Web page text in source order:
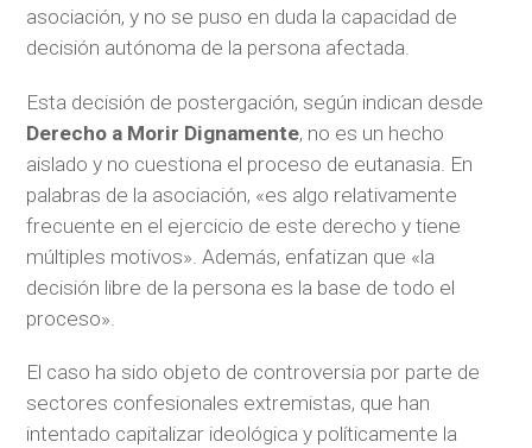
asociación, y no se puso en duda la capacidad de
decisión autónoma de la persona afectada.
Esta decisión de postergación, según indican desde
Derecho a Morir Dignamente, no es un hecho
aislado y no cuestiona el proceso de eutanasia. En
palabras de la asociación, «es algo relativamente
frecuente en el ejercicio de este derecho y tiene
múltiples motivos». Además, enfatizan que «la
decisión libre de la persona es la base de todo el
proceso».
El caso ha sido objeto de controversia por parte de
sectores confesionales extremistas, que han
intentado capitalizar ideológica y políticamente la